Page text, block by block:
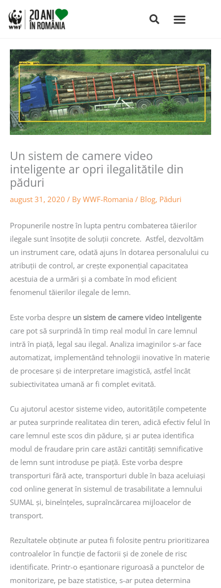
content
Un sistem de camere video
inteligente ar opri ilegalitătile din
păduri
august 31, 2020 / By WWF-Romania / Blog, Păduri
Propunerile nostre în lupta pentru combaterea tăierilor
ilegale sunt însoțite de soluții concrete. Astfel, dezvoltăm
un instrument care, odată ajuns în dotarea personalului cu
atribuții de control, ar crește exponențial capacitatea
acestuia de a urmări și a combate în mod eficient
fenomenul tăierilor ilegale de lemn.
Este vorba despre un sistem de camere video inteligente
care pot să surprindă în timp real modul în care lemnul
intră în piață, legal sau ilegal. Analiza imaginilor s-ar face
automatizat, implementând tehnologii inovative în materie
de procesare și de interpretare imagistică, astfel încât
subiectivitatea umană ar fi complet evitată.
Cu ajutorul acestor sisteme video, autoritățile competente
ar putea surprinde realitatea din teren, adică efectiv felul în
care lemnul este scos din pădure, și ar putea identifica
modul de fraudare prin care astăzi cantități semnificative
de lemn sunt introduse pe piață. Este vorba despre
transporturi fără acte, transporturi duble în baza aceluiași
cod online generat în sistemul de trasabilitate a lemnului
SUMAL și, bineînțeles, supraîncărcarea mijloacelor de
transport.
Rezultatele obținute ar putea fi folosite pentru prioritizarea
controalelor în funcție de factorii și de zonele de risc
identificate. Printr-o eșantionare riguroasă a punctelor de
monitorizare, pe baze statistice, s-ar putea determina